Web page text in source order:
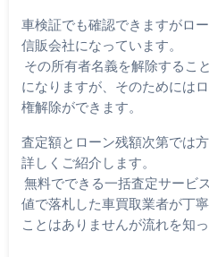
車検証でも確認できますがロ
信販会社になっています。
その所有者名義を解除するこ
になりますが、そのためには
権解除ができます。
査定額とローン残額次第では
詳しくご紹介します。
無料でできる一括査定サービ
値で落札した車買取業者が丁
ことはありませんが流れを知